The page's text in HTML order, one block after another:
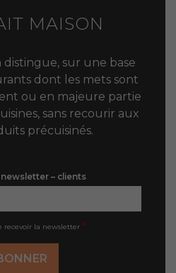
MAISON
distingue, sur une base
dont les mets sont
ou en majeure partie
sans recourir aux
précuisinés.
– clients
recevoir la newsletter *